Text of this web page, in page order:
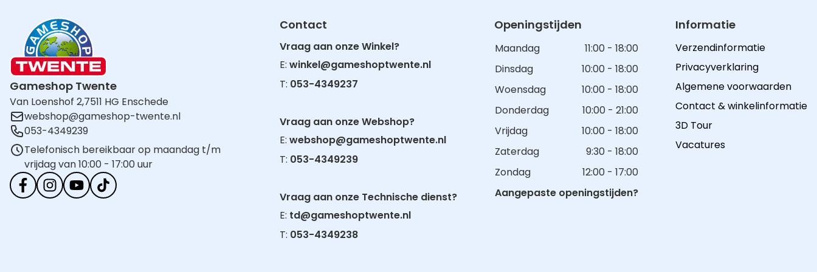
Gameshop Twente
Van Loenshof 2,7511 HG Enschede
webshop@gameshop-twente.nl
053-4349239
Telefonisch bereikbaar op maandag t/m
vrijdag van 10:00 - 17:00 uur
Contact
Vraag aan onze Winkel?
E:winkel@gameshoptwente.nl
T: 053-4349237
Vraag aan onze Webshop?
E:webshop@gameshoptwente.nl
T: 053-4349239
Vraag aan onze Technische dienst?
E: td@gameshoptwente.nl
T: 053-4349238
Openingstijden
Maandag
11:00 - 18:00
Dinsdag
10:00 - 18:00
Woensdag
10:00 - 18:00
Donderdag
10:00 - 21:00
Vrijdag
10:00 - 18:00
Zaterdag
9:30 - 18:00
Zondag
12:00 - 17:00
Aangepaste openingstijden?
Informatie
Verzendinformatie
Privacyverklaring
Algemene voorwaarden
Contact & winkelinformatie
3D Tour
Vacatures